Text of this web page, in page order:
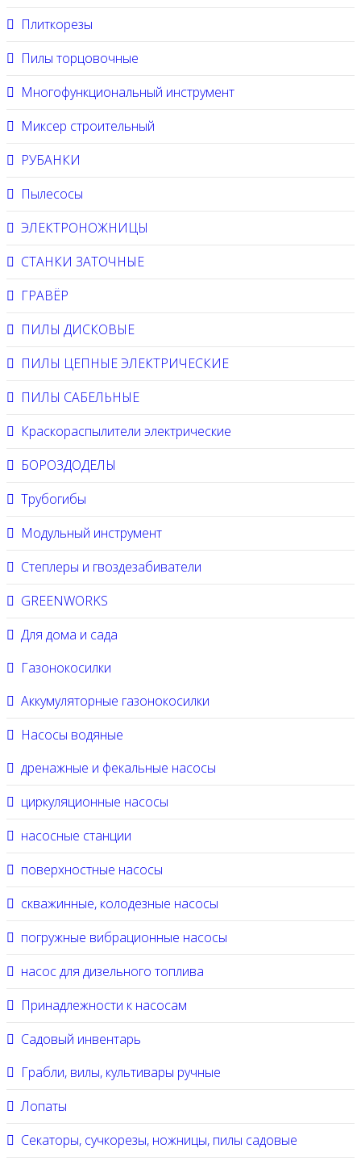
Плиткорезы
Пилы торцовочные
Многофункциональный инструмент
Миксер строительный
РУБАНКИ
Пылесосы
ЭЛЕКТРОНОЖНИЦЫ
СТАНКИ ЗАТОЧНЫЕ
ГРАВЁР
ПИЛЫ ДИСКОВЫЕ
ПИЛЫ ЦЕПНЫЕ ЭЛЕКТРИЧЕСКИЕ
ПИЛЫ САБЕЛЬНЫЕ
Краскораспылители электрические
БОРОЗДОДЕЛЫ
Трубогибы
Модульный инструмент
Степлеры и гвоздезабиватели
GREENWORKS
Для дома и сада
Газонокосилки
Аккумуляторные газонокосилки
Насосы водяные
дренажные и фекальные насосы
циркуляционные насосы
насосные станции
поверхностные насосы
скважинные, колодезные насосы
погружные вибрационные насосы
насос для дизельного топлива
Принадлежности к насосам
Садовый инвентарь
Грабли, вилы, культивары ручные
Лопаты
Секаторы, сучкорезы, ножницы, пилы садовые